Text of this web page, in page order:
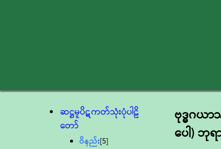
ဆဋ္ဌမူပိဋကတ်သုံးပုံပါဠိ
တော်
ဝိနည်း[5]
ဗုဒ္ဓဂယ
ပေါ) ဘု